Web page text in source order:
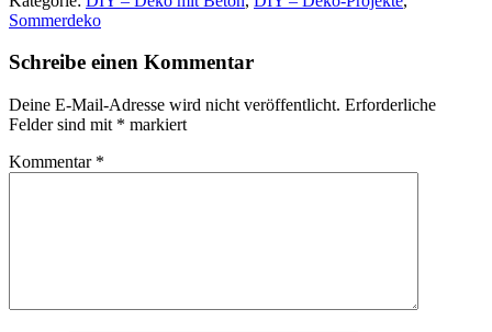
Sommerdeko
Schreibe einen Kommentar
Deine E-Mail-Adresse wird nicht veröffentlicht. Erforderliche
Felder sind mit * markiert
Kommentar *